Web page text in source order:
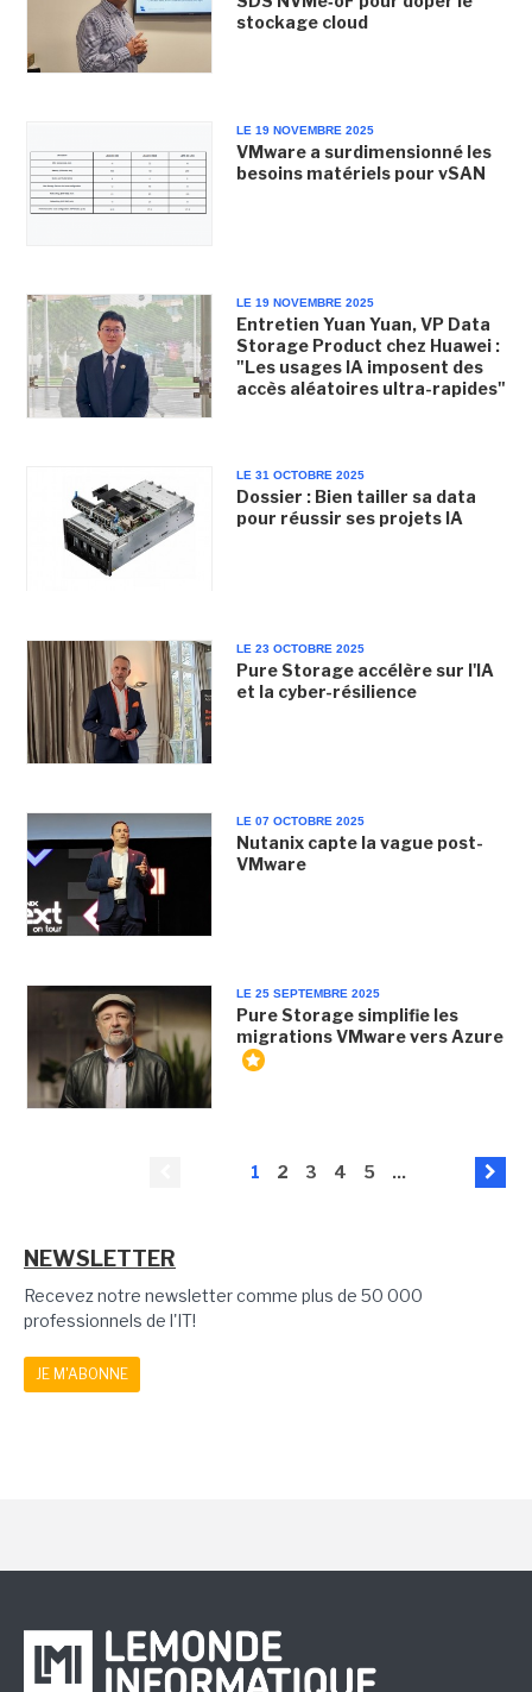
stockage cloud
LE 19 NOVEMBRE 2025
VMware a surdimensionné les
besoins matériels pour vSAN
LE 19 NOVEMBRE 2025
Entretien Yuan Yuan, VP Data
Storage Product chez Huawei :
"Les usages IA imposent des
accès aléatoires ultra-rapides"
LE 31 OCTOBRE 2025
Dossier : Bien tailler sa data
pour réussir ses projets IA
LE 23 OCTOBRE 2025
Pure Storage accélère sur l'IA
et la cyber-résilience
LE 07 OCTOBRE 2025
Nutanix capte la vague post-
VMware
LE 25 SEPTEMBRE 2025
Pure Storage simplifie les
migrations VMware vers Azure
1 2 3 4 5 ...
NEWSLETTER
Recevez notre newsletter comme plus de 50 000
professionnels de l'IT!
JE M'ABONNE